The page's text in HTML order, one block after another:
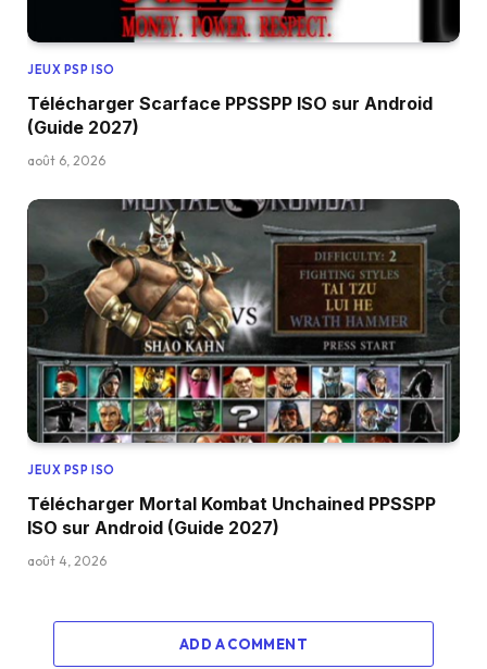
JEUX PSP ISO
Télécharger Scarface PPSSPP ISO sur Android
(Guide 2027)
août 6, 2026
JEUX PSP ISO
Télécharger Mortal Kombat Unchained PPSSPP
ISO sur Android (Guide 2027)
août 4, 2026
ADD A COMMENT